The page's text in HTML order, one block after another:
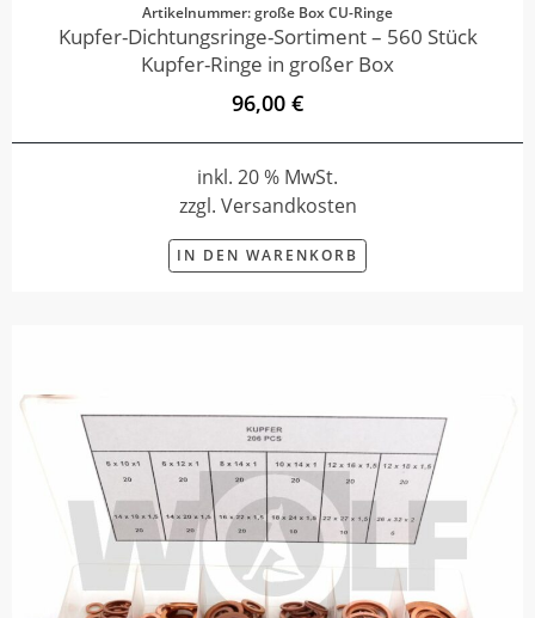
Artikelnummer: große Box CU-Ringe
Kupfer-Dichtungsringe-Sortiment – 560 Stück
Kupfer-Ringe in großer Box
96,00 €
inkl. 20 % MwSt.
zzgl. Versandkosten
IN DEN WARENKORB